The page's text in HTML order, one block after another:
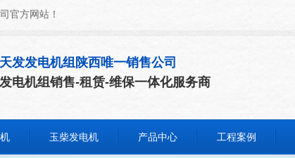
官方网站！
天发发电机组陕西唯一销售公司
发电机组销售-租赁-维保一体化服务商
玉柴发电机 产品中心 工程案例